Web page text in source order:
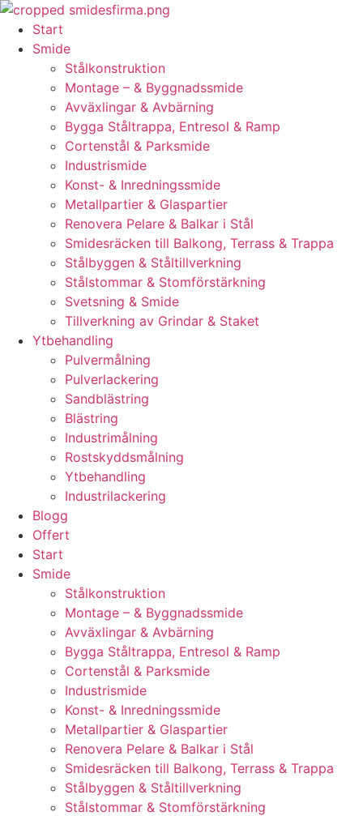
Skip
content
Start
Smide
Stålkonstruktion
Montage – & Byggnadssmide
Avväxlingar & Avbärning
Bygga Ståltrappa, Entresol & Ramp
Cortenstål & Parksmide
Industrismide
Konst- & Inredningssmide
Metallpartier & Glaspartier
Renovera Pelare & Balkar i Stål
Smidesräcken till Balkong, Terrass & Trappa
Stålbyggen & Ståltillverkning
Stålstommar & Stomförstärkning
Svetsning & Smide
Tillverkning av Grindar & Staket
Ytbehandling
Pulvermålning
Pulverlackering
Sandblästring
Blästring
Industrimålning
Rostskyddsmålning
Ytbehandling
Industrilackering
Blogg
Offert
Start
Smide
Stålkonstruktion
Montage – & Byggnadssmide
Avväxlingar & Avbärning
Bygga Ståltrappa, Entresol & Ramp
Cortenstål & Parksmide
Industrismide
Konst- & Inredningssmide
Metallpartier & Glaspartier
Renovera Pelare & Balkar i Stål
Smidesräcken till Balkong, Terrass & Trappa
Stålbyggen & Ståltillverkning
Stålstommar & Stomförstärkning